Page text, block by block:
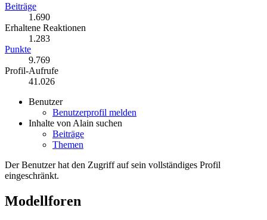
Beiträge
1.690
Erhaltene Reaktionen
1.283
Punkte
9.769
Profil-Aufrufe
41.026
Benutzer
Benutzerprofil melden
Inhalte von Alain suchen
Beiträge
Themen
Der Benutzer hat den Zugriff auf sein vollständiges Profil
eingeschränkt.
Modellforen